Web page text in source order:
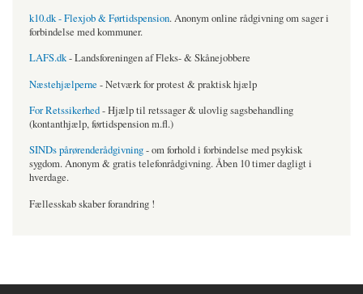
k10.dk - Flexjob & Førtidspension. Anonym online rådgivning om sager i
forbindelse med kommuner.
LAFS.dk- Landsforeningen af Fleks- & Skånejobbere
Næstehjælperne - Netværk for protest & praktisk hjælp
For Retssikerhed- Hjælp til retssager & ulovlig sagsbehandling
(kontanthjælp, førtidspension m.fl.)
SINDs pårørenderådgivning- om forhold i forbindelse med psykisk
sygdom. Anonym & gratis telefonrådgivning. Åben 10 timer dagligt i
hverdage.
Fællesskab skaber forandring !